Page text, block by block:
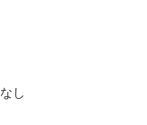
なし